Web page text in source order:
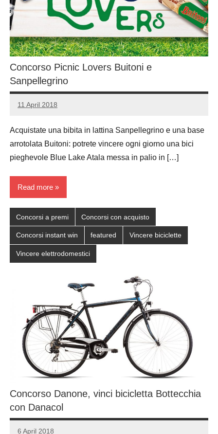
Concorso Picnic Lovers Buitoni e
Sanpellegrino
11 April 2018
Luca
No
Acquistate una bibita in lattina Sanpellegrino e una base
arrotolata Buitoni: potrete vincere ogni giorno una bici
pieghevole Blue Lake Atala messa in palio in […]
Read more
Concorsi a premi Concorsi con acquisto
Concorsi instant win featured Vincere biciclette
Vincere elettrodomestici
Concorso Danone, vinci bicicletta Bottecchia
con Danacol
6 April 2018